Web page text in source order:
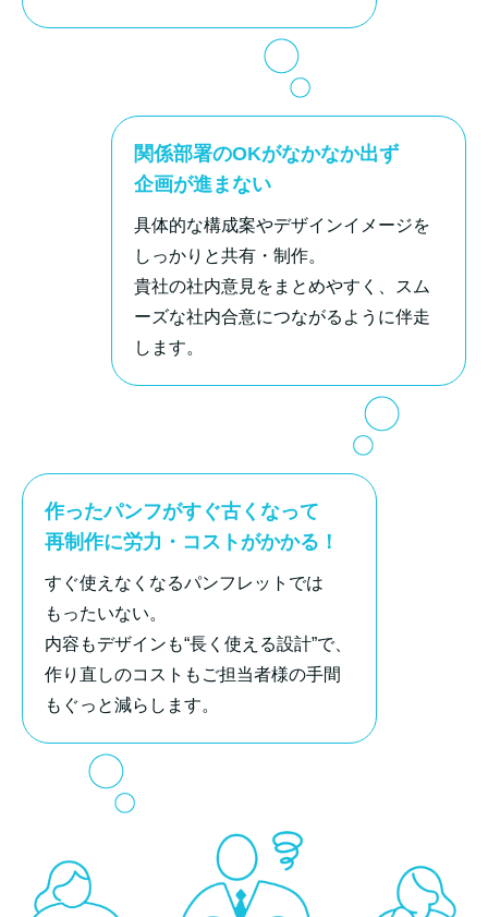
関係部署のOKがなかなか出ず
企画が進まない
具体的な構成案やデザインイメージを
しっかりと共有・制作。
貴社の社内意見をまとめやすく、スム
ーズな社内合意につながるように伴走
します。
作ったパンフがすぐ古くなって
再制作に労力・コストがかかる！
すぐ使えなくなるパンフレットでは
もったいない。
内容もデザインも“長く使える設計”で、
作り直しのコストもご担当者様の手間
もぐっと減らします。